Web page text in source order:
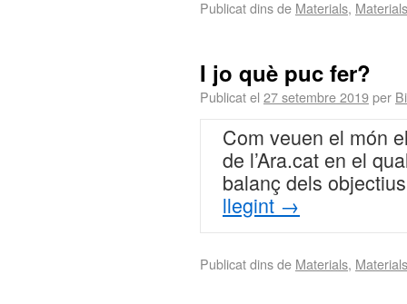
Publicat dins de Materials, Materials
I jo què puc fer?
Publicat el 27 setembre 2019per
Com veuen el món
de l’Ara.cat en el
balanç dels
llegint→
Publicat dins de Materials, Materials